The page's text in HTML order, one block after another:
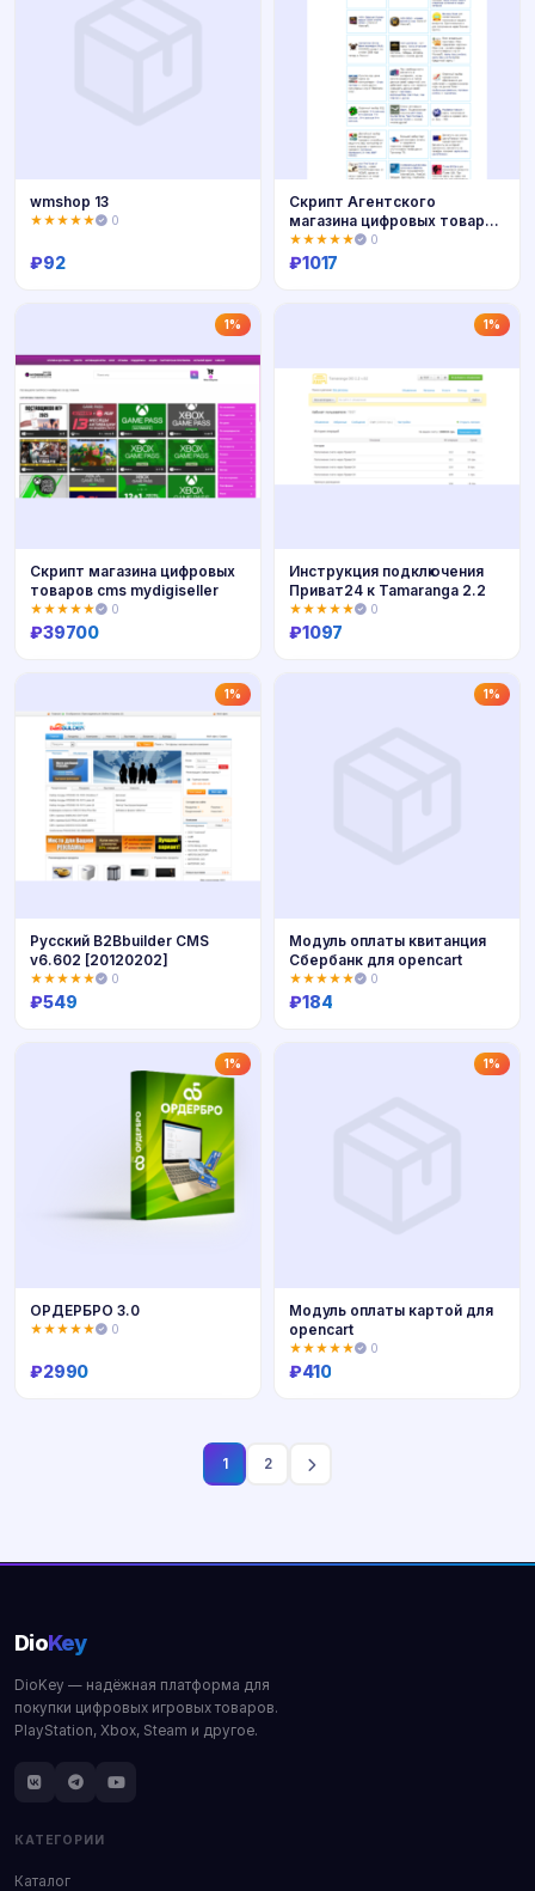
wmshop 13
★★★★★ 0
₽92
Скрипт Агентского
магазина цифровых товаров
Plati.ru
★★★★★ 0
₽1017
1%
Скрипт магазина цифровых
товаров cms mydigiseller
★★★★★ 0
₽39700
1%
Инструкция подключения
Приват24 к Tamaranga 2.2
★★★★★ 0
₽1097
1%
Русский B2Bbuilder CMS
v6.602 [20120202]
★★★★★ 0
₽549
1%
Модуль оплаты квитанция
Сбербанк для opencart
★★★★★ 0
₽184
1%
ОРДЕРБРО 3.0
★★★★★ 0
₽2990
1%
Модуль оплаты картой для
opencart
★★★★★ 0
₽410
1 2
DioKey
DioKey — надёжная платформа для
покупки цифровых игровых товаров.
PlayStation, Xbox, Steam и другое.
КАТЕГОРИИ
Каталог